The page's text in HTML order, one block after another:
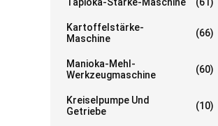
Kartoffelstärke-
Maschine
(66)
Manioka-Mehl-
Werkzeugmaschine
(60)
Kreiselpumpe Und
Getriebe
(10)